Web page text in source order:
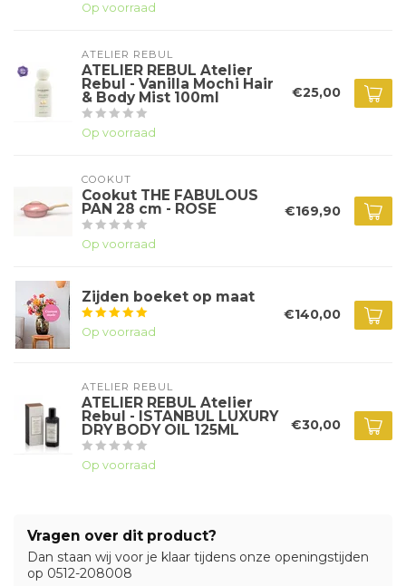
Op voorraad
ATELIER REBUL
ATELIER REBUL Atelier
Rebul - Vanilla Mochi Hair
& Body Mist 100ml
Op voorraad
€25,00
COOKUT
Cookut THE FABULOUS
PAN 28 cm - ROSE
Op voorraad
€169,90
Zijden boeket op maat
Op voorraad
€140,00
ATELIER REBUL
ATELIER REBUL Atelier
Rebul - ISTANBUL LUXURY
DRY BODY OIL 125ML
Op voorraad
€30,00
Vragen over dit product?
Dan staan wij voor je klaar tijdens onze openingstijden
op 0512-208008